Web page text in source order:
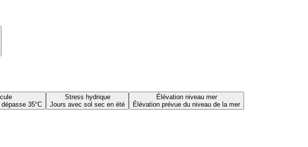
35°C
Stress hydrique
Jours avec sol sec en été
Élévation niveau mer
Élévation prévue du niveau de la mer